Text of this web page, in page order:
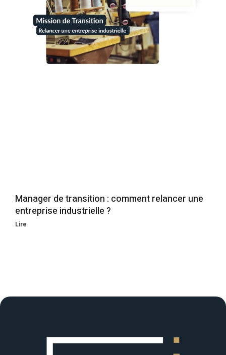
Manager de transition : comment relancer une
entreprise industrielle ?
Lire